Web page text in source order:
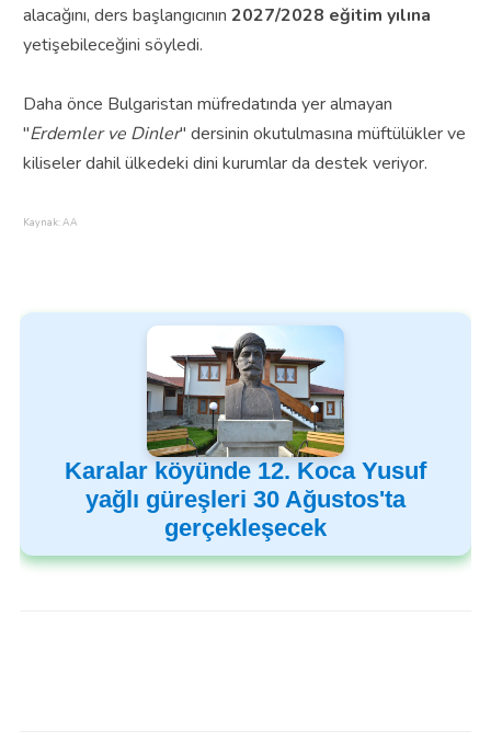
alacağını, ders başlangıcının 2027/2028 eğitim yılına
yetişebileceğini söyledi.
Daha önce Bulgaristan müfredatında yer almayan
"Erdemler ve Dinler" dersinin okutulmasına müftülükler ve
kiliseler dahil ülkedeki dini kurumlar da destek veriyor.
Kaynak: AA
Karalar köyünde 12. Koca Yusuf
yağlı güreşleri 30 Ağustos'ta
gerçekleşecek